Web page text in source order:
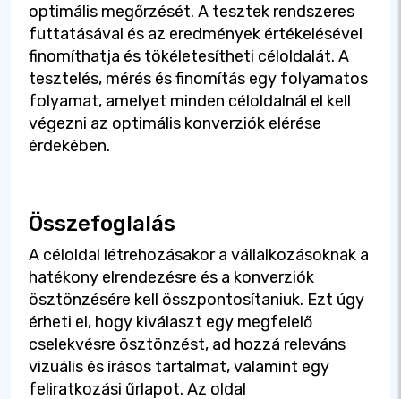
optimális megőrzését. A tesztek rendszeres
futtatásával és az eredmények értékelésével
finomíthatja és tökéletesítheti céloldalát. A
tesztelés, mérés és finomítás egy folyamatos
folyamat, amelyet minden céloldalnál el kell
végezni az optimális konverziók elérése
érdekében.
Összefoglalás
A céloldal létrehozásakor a vállalkozásoknak a
hatékony elrendezésre és a konverziók
ösztönzésére kell összpontosítaniuk. Ezt úgy
érheti el, hogy kiválaszt egy megfelelő
cselekvésre ösztönzést, ad hozzá releváns
vizuális és írásos tartalmat, valamint egy
feliratkozási űrlapot. Az oldal